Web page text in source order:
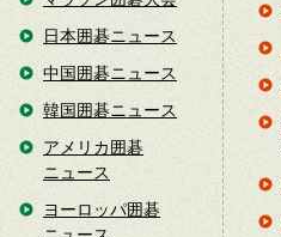
日本囲碁ニュース
中国囲碁ニュース
韓国囲碁ニュース
アメリカ囲碁
ニュース
ヨーロッパ囲碁